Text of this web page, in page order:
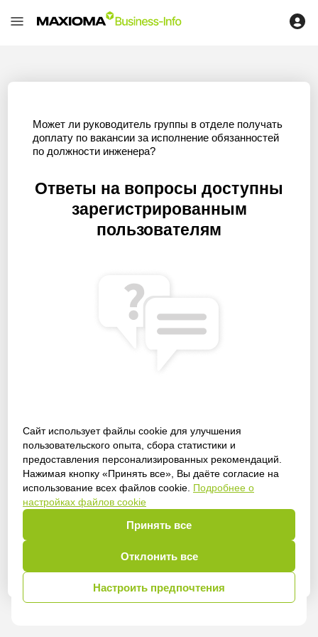
Сайт использует файлы cookie для улучшения
пользовательского опыта, сбора статистики и
предоставления персонализированных рекомендаций.
Нажимая кнопку «Принять все», Вы даёте согласие на
использование всех файлов cookie. Подробнее о
настройках файлов cookie
Принять все
Отклонить все
Настроить предпочтения
Может ли руководитель группы в отделе получать
доплату по вакансии за исполнение обязанностей
по должности инженера?
Ответы на вопросы доступны
зарегистрированным
пользователям
Получить доступ
Войти